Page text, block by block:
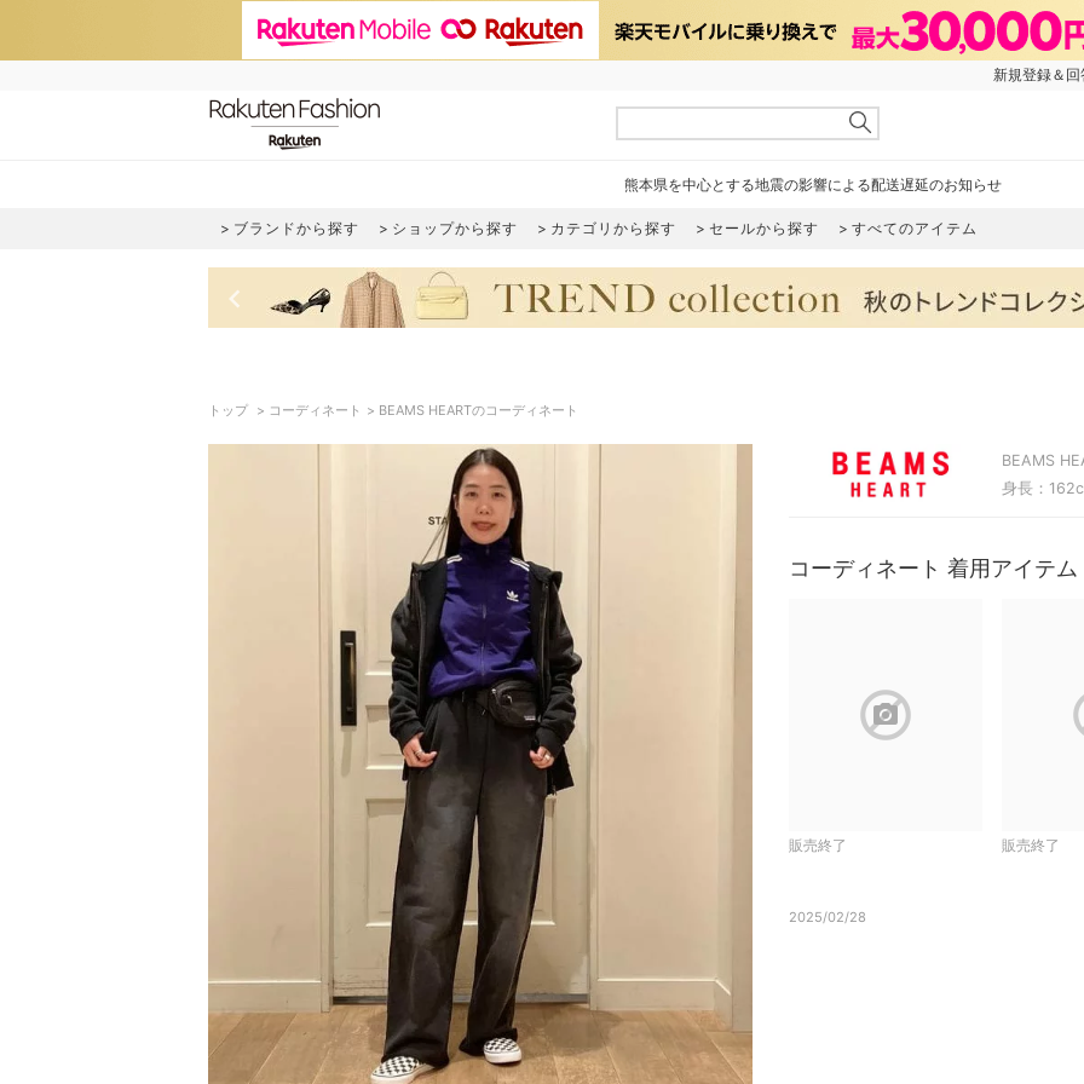
新規登録＆
熊本県を中心とする地震の影響による配送遅延のお知らせ
ブランドから探す ショップから探す カテゴリから探す セールから探す すべてのアイテム
keyboard_arrow_left
トップ コーディネート BEAMS HEARTのコーディネート
BEAMS
身長：
コーディネート 着用アイテム
block
販売終了 販売終了
2025/02/28